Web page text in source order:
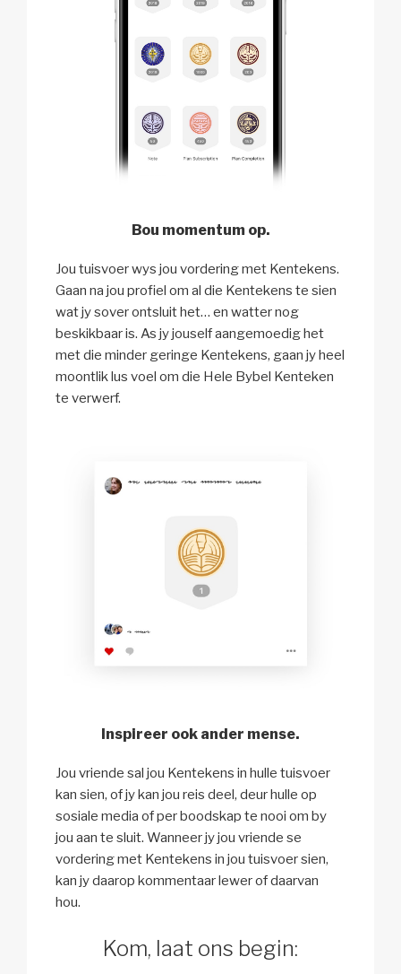
Bou momentum op.
Jou tuisvoer wys jou vordering met Kentekens.
Gaan na jou profiel om al die Kentekens te sien
wat jy sover ontsluit het… en watter nog
beskikbaar is. As jy jouself aangemoedig het
met die minder geringe Kentekens, gaan jy heel
moontlik lus voel om die Hele Bybel Kenteken
te verwerf.
Inspireer ook ander mense.
Jou vriende sal jou Kentekens in hulle tuisvoer
kan sien, of jy kan jou reis deel, deur hulle op
sosiale media of per boodskap te nooi om by
jou aan te sluit. Wanneer jy jou vriende se
vordering met Kentekens in jou tuisvoer sien,
kan jy daarop kommentaar lewer of daarvan
hou.
Kom, laat ons begin: